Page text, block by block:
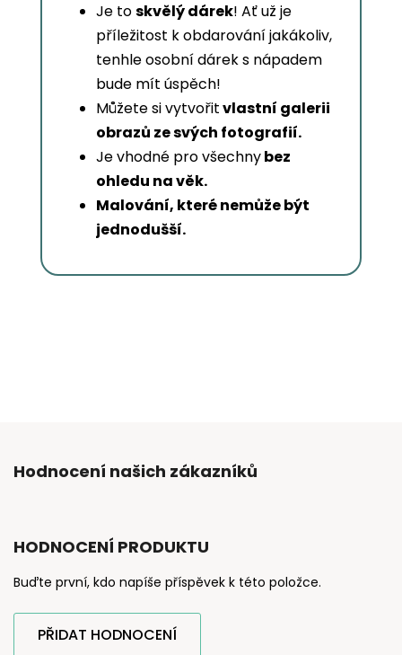
Je toskvělý dárek! Ať už je
příležitost k obdarování jakákoliv,
tenhle osobní dárek s nápadem
bude mít úspěch!
Můžete si vytvořitvlastní galerii
obrazů ze svých fotografií.
Je vhodné pro všechnybez
ohledu na věk.
Malování, které nemůže být
jednodušší.
Hodnocení našich zákazníků
HODNOCENÍ PRODUKTU
Buďte první, kdo napíše příspěvek k této položce.
PŘIDAT HODNOCENÍ